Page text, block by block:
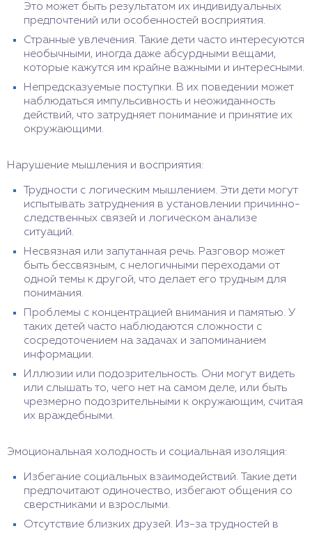
Это может быть результатом их индивидуальных
предпочтений или особенностей восприятия.
Странные увлечения. Такие дети часто интересуются
необычными, иногда даже абсурдными вещами,
которые кажутся им крайне важными и интересными.
Непредсказуемые поступки. В их поведении может
наблюдаться импульсивность и неожиданность
действий, что затрудняет понимание и принятие их
окружающими.
Нарушение мышления и восприятия:
Трудности с логическим мышлением. Эти дети могут
испытывать затруднения в установлении причинно-
следственных связей и логическом анализе
ситуаций.
Несвязная или запутанная речь. Разговор может
быть бессвязным, с нелогичными переходами от
одной темы к другой, что делает его трудным для
понимания.
Проблемы с концентрацией внимания и памятью. У
таких детей часто наблюдаются сложности с
сосредоточением на задачах и запоминанием
информации.
Иллюзии или подозрительность. Они могут видеть
или слышать то, чего нет на самом деле, или быть
чрезмерно подозрительными к окружающим, считая
их враждебными.
Эмоциональная холодность и социальная изоляция:
Избегание социальных взаимодействий. Такие дети
предпочитают одиночество, избегают общения со
сверстниками и взрослыми.
Отсутствие близких друзей. Из-за трудностей в